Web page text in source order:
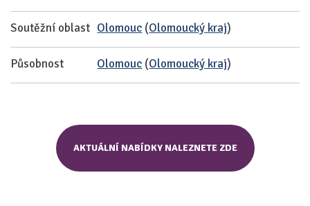
Soutěžní oblast Olomouc (Olomoucký kraj)
Působnost Olomouc (Olomoucký kraj)
AKTUÁLNÍ NABÍDKY NALEZNETE ZDE